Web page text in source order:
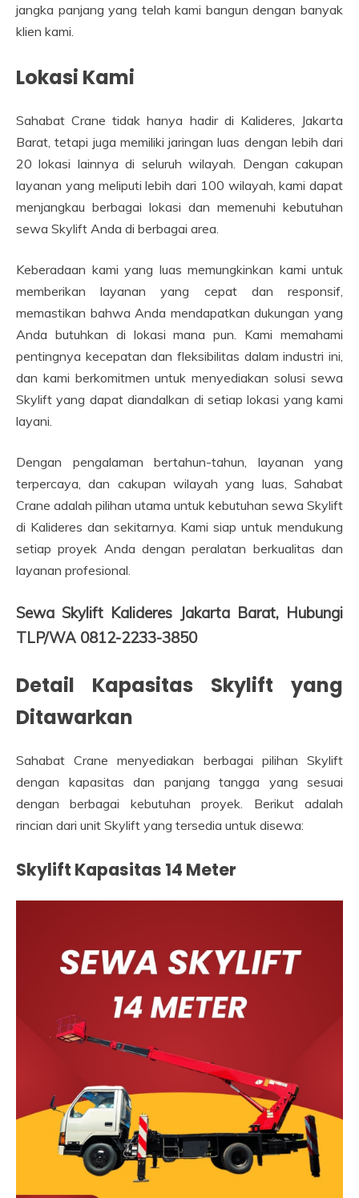
jangka panjang yang telah kami bangun dengan banyak
klien kami.
Lokasi Kami
Sahabat Crane tidak hanya hadir di Kalideres, Jakarta
Barat, tetapi juga memiliki jaringan luas dengan lebih dari
20 lokasi lainnya di seluruh wilayah. Dengan cakupan
layanan yang meliputi lebih dari 100 wilayah, kami dapat
menjangkau berbagai lokasi dan memenuhi kebutuhan
sewa Skylift Anda di berbagai area.
Keberadaan kami yang luas memungkinkan kami untuk
memberikan layanan yang cepat dan responsif,
memastikan bahwa Anda mendapatkan dukungan yang
Anda butuhkan di lokasi mana pun. Kami memahami
pentingnya kecepatan dan fleksibilitas dalam industri ini,
dan kami berkomitmen untuk menyediakan solusi sewa
Skylift yang dapat diandalkan di setiap lokasi yang kami
layani.
Dengan pengalaman bertahun-tahun, layanan yang
terpercaya, dan cakupan wilayah yang luas, Sahabat
Crane adalah pilihan utama untuk kebutuhan sewa Skylift
di Kalideres dan sekitarnya. Kami siap untuk mendukung
setiap proyek Anda dengan peralatan berkualitas dan
layanan profesional.
Sewa Skylift Kalideres Jakarta Barat, Hubungi
TLP/WA 0812-2233-3850
Detail Kapasitas Skylift yang
Ditawarkan
Sahabat Crane menyediakan berbagai pilihan Skylift
dengan kapasitas dan panjang tangga yang sesuai
dengan berbagai kebutuhan proyek. Berikut adalah
rincian dari unit Skylift yang tersedia untuk disewa:
Skylift Kapasitas 14 Meter